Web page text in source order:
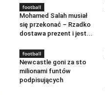
football
Mohamed Salah musiał
się przekonać – Rzadko
dostawa prezent i jest...
football
Newcastle goni za sto
milionami funtów
podpisujących